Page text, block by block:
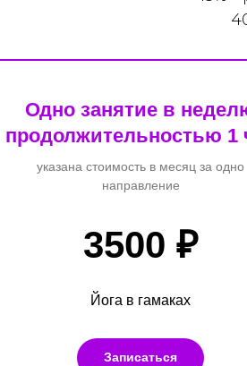
Одно занятие в
продолжительностью 1
указана стоимость в месяц за одно
направление
3500 ₽
Йога в гамаках
Записаться